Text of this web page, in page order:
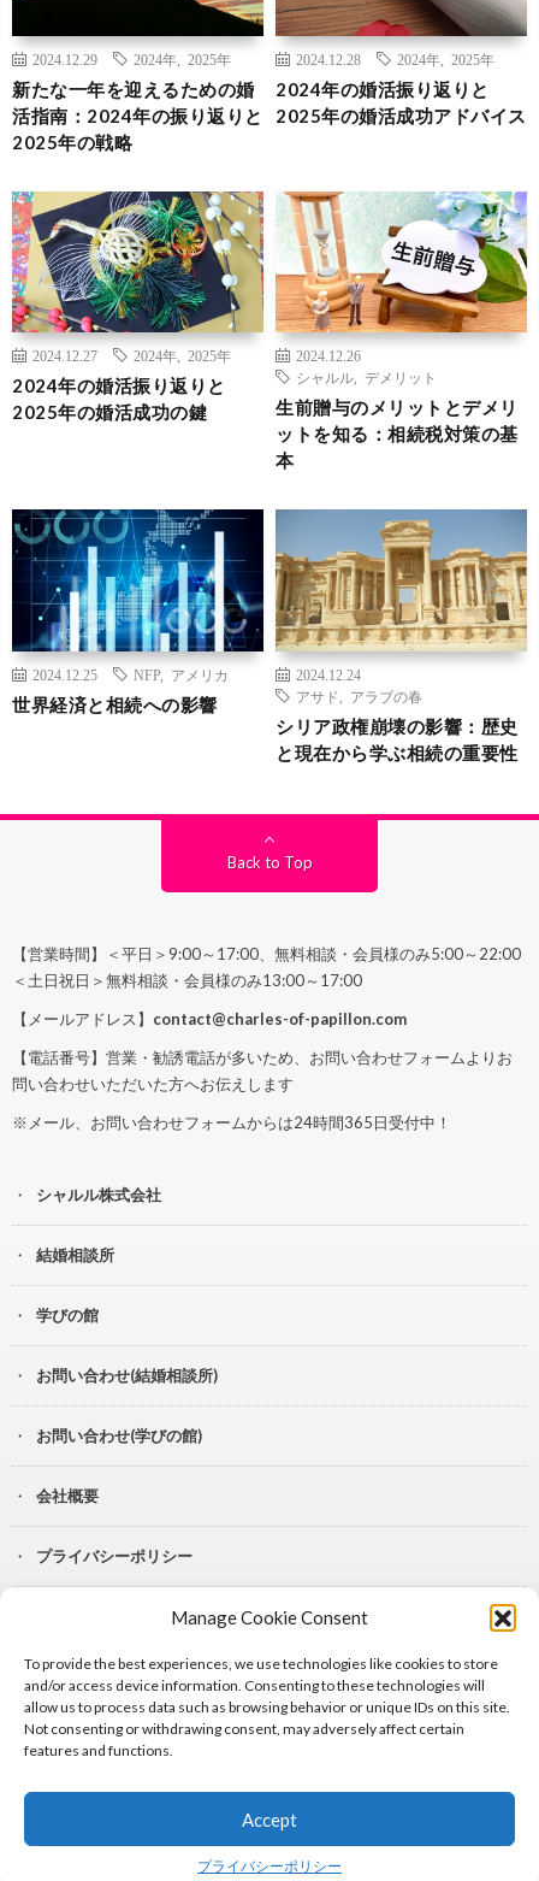
Manage Cookie Consent
To provide the best experiences, we use technologies like cookies to store
and/or access device information. Consenting to these technologies will
allow us to process data such as browsing behavior or unique IDs on this site.
Not consenting or withdrawing consent, may adversely affect certain
features and functions.
Accept
プライバシーポリシー
2024.12.29 2024年 2025年
新たな一年を迎えるための婚
活指南：2024年の振り返りと
2025年の戦略
2024.12.28 2024年 2025年
2024年の婚活振り返りと
2025年の婚活成功アドバイス
2024.12.27 2024年 2025年
2024年の婚活振り返りと
2025年の婚活成功の鍵
2024.12.26
シャルル
デメリット
生前贈与のメリットとデメリ
ットを知る：相続税対策の基
本
2024.12.25 NFP アメリカ
世界経済と相続への影響
2024.12.24
アサド
アラブの春
シリア政権崩壊の影響：歴史
と現在から学ぶ相続の重要性
Back to Top
【営業時間】＜平日＞9:00～17:00、無料相談・会員様のみ5:00～22:00
＜土日祝日＞無料相談・会員様のみ13:00～17:00
【メールアドレス】 contact@charles-of-papillon.com
【電話番号】営業・勧誘電話が多いため、お問い合わせフォームよりお
問い合わせいただいた方へお伝えします
※メール、お問い合わせフォームからは24時間365日受付中！
シャルル株式会社
結婚相談所
学びの館
お問い合わせ(結婚相談所)
お問い合わせ(学びの館)
会社概要
プライバシーポリシー
Lit.Link
© Copyright 2024シャルル株式会社.